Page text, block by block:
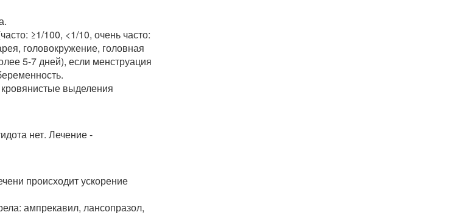
≥1/100, <1/10, очень часто:
головокружение, головная
5-7 дней), если менструация
выделения
нет. Лечение -
происходит ускорение
ампрекавил, лансопразол,